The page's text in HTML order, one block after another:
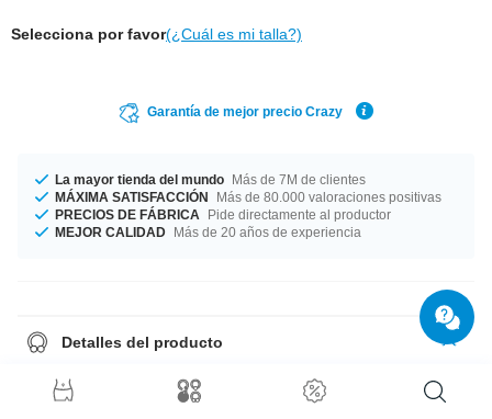
Selecciona por favor(¿Cuál es mi talla?)
Garantía de mejor precio Crazy
La mayor tienda del mundo Más de 7M de clientes
MÁXIMA SATISFACCIÓN
Más de 80.000 valoraciones positivas
PRECIOS DE FÁBRICA
Pide directamente al productor
MEJOR CALIDAD Más de 20 años de experiencia
Detalles del producto
Elige tu tamaño desde 6 mm a 12 mm de longitud. Lo fabricamos en
diferentes colores, negro, naranja y otros. Elige tu favorito. Amor a